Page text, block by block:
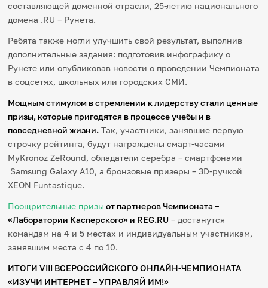
составляющей доменной отрасли, 25-летию национального
домена .RU – Рунета.
Ребята также могли улучшить свой результат, выполнив
дополнительные задания: подготовив инфографику о
Рунете или опубликовав новости о проведении Чемпионата
в соцсетях, школьных или городских СМИ.
Мощным стимулом в стремлении к лидерству стали ценные
призы, которые пригодятся в процессе учебы и в
повседневной жизни. Так, участники, занявшие первую
строчку рейтинга, будут награждены cмарт-часами
MyKronoz ZeRound, обладатели серебра – смартфонами
Samsung Galaxy A10, а бронзовые призеры – 3D-ручкой
XEON Funtastique.
Поощрительные призы от партнеров Чемпионата –
«Лаборатории Касперского» и REG.RU – достанутся
командам на 4 и 5 местах и индивидуальным участникам,
занявшим места с 4 по 10.
ИТОГИ VIII ВСЕРОССИЙСКОГО ОНЛАЙН-ЧЕМПИОНАТА
«ИЗУЧИ ИНТЕРНЕТ – УПРАВЛЯЙ ИМ!»